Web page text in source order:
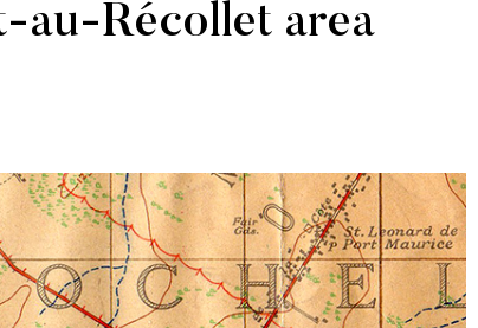
au-Récollet area